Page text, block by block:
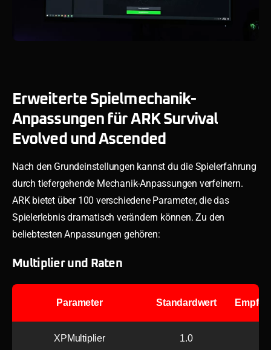
Erweiterte Spielmechanik-
Anpassungen für ARK Survival
Evolved und Ascended
Nach den Grundeinstellungen kannst du die Spielerfahrung
durch tiefergehende Mechanik-Anpassungen verfeinern.
ARK bietet über 100 verschiedene Parameter, die das
Spielerlebnis dramatisch verändern können. Zu den
beliebtesten Anpassungen gehören:
Multiplier und Raten
Parameter Standardwert
XPMultiplier 1.0